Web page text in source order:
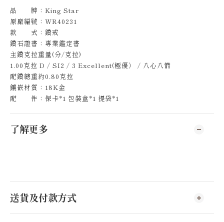
品 牌：King Star
原廠編號：WR40231
款 式：鑽戒
鑽石證書：專業鑑定書
主鑽克拉重量(分/克拉)
1.00克拉 D / SI2 / 3 Excellent(極優） / 八心八箭
配鑽總重約0.80克拉
鑲嵌材質：18K金
配 件：保卡*1 包裝盒*1 提袋*1
了解更多
送貨及付款方式